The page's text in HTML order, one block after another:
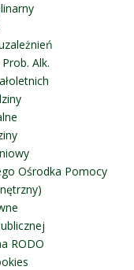
Alk.
Ośrodka Pomocy
RODO